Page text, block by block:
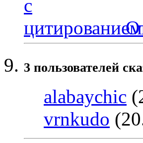
3 пользователей
alabaychic
vrnkudo